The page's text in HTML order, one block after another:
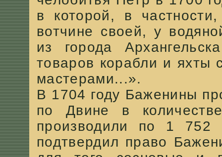
в которой, в
вотчине своей, у
из города
товаров корабли и яхты
мастерами...».
В 1704 году Баженины
по Двине в
производили по 1
подтвердил право